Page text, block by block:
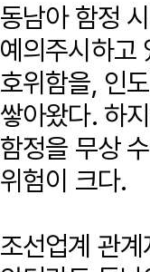
동남아 함정
예의주시하
호위함을, 인
쌓아왔다. 하
함정을 무상
위험이 크다.
조선업계 관